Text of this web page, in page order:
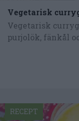
Vegetarisk
Vegetarisk
purjolök, fänkål
RECEPT